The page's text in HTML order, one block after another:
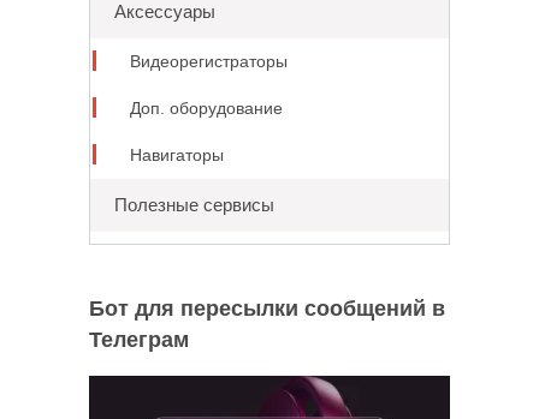
Аксессуары
Видеорегистраторы
Доп. оборудование
Навигаторы
Полезные сервисы
Бот для пересылки сообщений в
Телеграм